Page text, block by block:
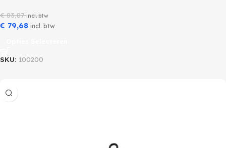
€83,87 incl. btw
€ 79,68 incl. btw
SKU: 100200